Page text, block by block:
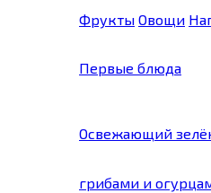
Фрукты Овощи
Первые блюда
Освежающий
грибами и